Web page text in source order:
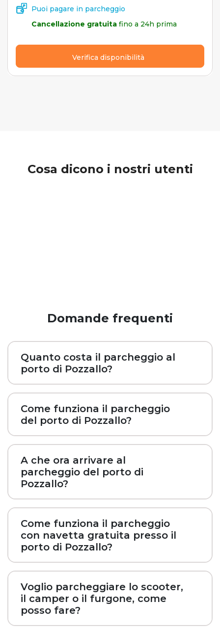
Puoi pagare in parcheggio
Cancellazione gratuita fino a 24h prima
Verifica disponibilità
Cosa dicono i nostri utenti
Domande frequenti
Quanto costa il parcheggio al
porto di Pozzallo?
Come funziona il parcheggio
del porto di Pozzallo?
A che ora arrivare al
parcheggio del porto di
Pozzallo?
Come funziona il parcheggio
con navetta gratuita presso il
porto di Pozzallo?
Voglio parcheggiare lo scooter,
il camper o il furgone, come
posso fare?